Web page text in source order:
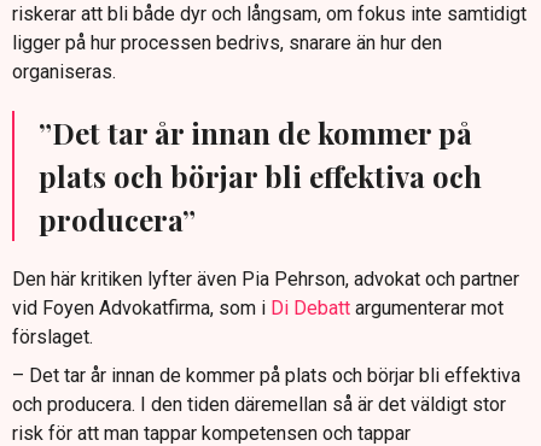
riskerar att bli både dyr och långsam, om fokus inte samtidigt
ligger på hur processen bedrivs, snarare än hur den
organiseras.
”Det tar år innan de kommer på
plats och börjar bli effektiva och
producera”
Den här kritiken lyfter även Pia Pehrson, advokat och partner
vid Foyen Advokatfirma, som i Di Debatt argumenterar mot
förslaget.
– Det tar år innan de kommer på plats och börjar bli effektiva
och producera. I den tiden däremellan så är det väldigt stor
risk för att man tappar kompetensen och tappar